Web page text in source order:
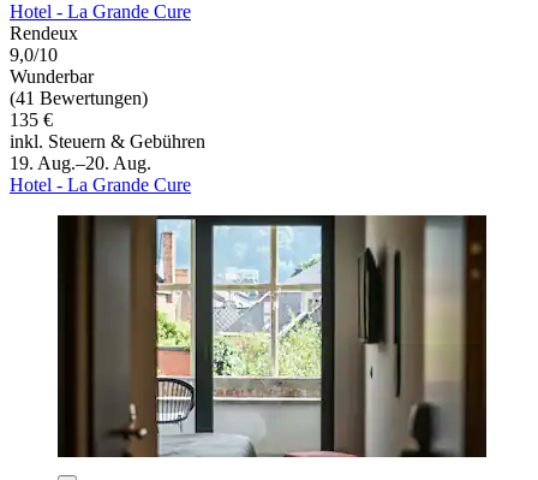
Hotel - La Grande Cure
Rendeux
9,0/10
Wunderbar
(41 Bewertungen)
135 €
inkl. Steuern & Gebühren
19. Aug.–20. Aug.
Hotel - La Grande Cure